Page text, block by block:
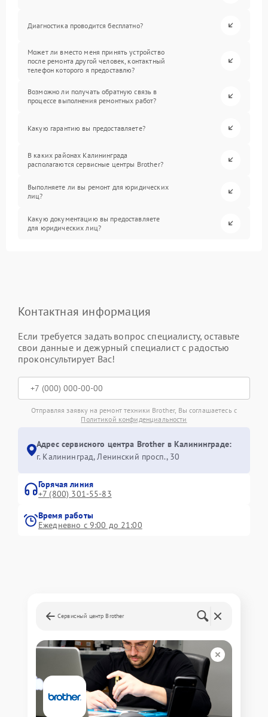
Диагностика проводится бесплатно?
Может ли вместо меня принять устройство
после ремонта другой человек, контактный
телефон которого я предоставлю?
Возможно ли получать обратную связь в
процессе выполнения ремонтных работ?
Какую гарантию вы предоставляете?
В каких районах Калининграда
располагаются сервисные центры Brother?
Выполняете ли вы ремонт для юридических
лиц?
Какую документацию вы предоставляете
для юридических лиц?
Контактная информация
Если требуется задать вопрос специалисту, оставьте
свои данные и дежурный специалист с радостью
проконсультирует Вас!
Отправляя заявку на ремонт техники Brother, Вы соглашаетесь с
Политикой конфиденциальности
Адрес сервисного центра Brother в Калининграде:
г. Калининград, Ленинский просп., 30
Горячая линия
+7 (800) 301-55-83
Время работы
Ежедневно с 9:00 до 21:00
Сервисный центр Brother